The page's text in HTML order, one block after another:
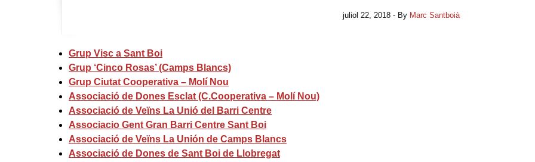
juliol 22, 2018 - By Marc Santboià
Grup Visc a Sant Boi
Grup ‘Cinco Rosas’ (Camps Blancs)
Grup Ciutat Cooperativa – Molí Nou
Associació de Dones Esclat (C.Cooperativa – Molí Nou)
Associació de Veïns La Unió del Barri Centre
Associacio Gent Gran Barri Centre Sant Boi
Associació de Veïns La Unión de Camps Blancs
Associació de Dones de Sant Boi de Llobregat